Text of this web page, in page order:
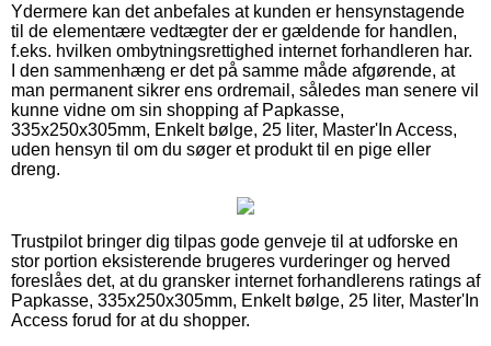
Ydermere kan det anbefales at kunden er hensynstagende
til de elementære vedtægter der er gældende for handlen,
f.eks. hvilken ombytningsrettighed internet forhandleren har.
I den sammenhæng er det på samme måde afgørende, at
man permanent sikrer ens ordremail, således man senere vil
kunne vidne om sin shopping af Papkasse,
335x250x305mm, Enkelt bølge, 25 liter, Master'In Access,
uden hensyn til om du søger et produkt til en pige eller
dreng.
Trustpilot bringer dig tilpas gode genveje til at udforske en
stor portion eksisterende brugeres vurderinger og herved
foreslåes det, at du gransker internet forhandlerens ratings af
Papkasse, 335x250x305mm, Enkelt bølge, 25 liter, Master'In
Access forud for at du shopper.